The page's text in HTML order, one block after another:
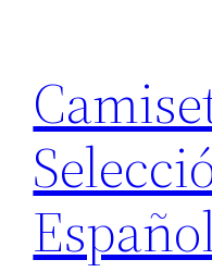
contenido